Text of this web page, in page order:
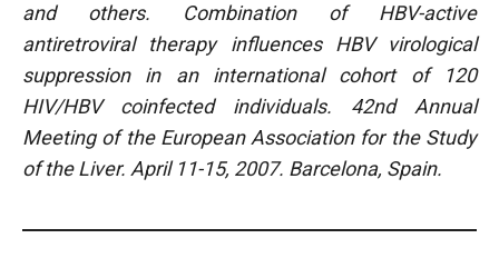
and others. Combination of HBV-active
antiretroviral therapy influences HBV virological
suppression in an international cohort of 120
HIV/HBV coinfected individuals. 42nd Annual
Meeting of the European Association for the Study
of the Liver. April 11-15, 2007. Barcelona, Spain.